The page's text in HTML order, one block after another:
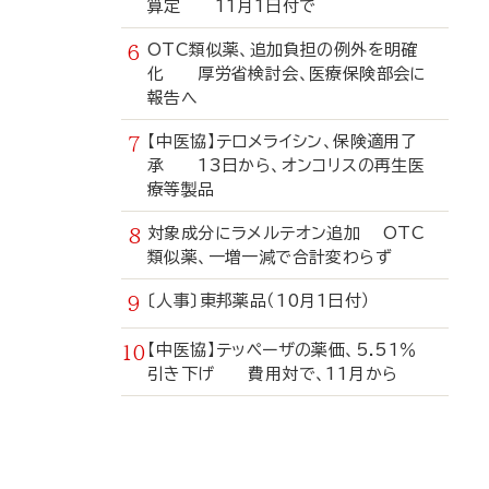
算定 11月1日付で
OTC類似薬、追加負担の例外を明確
化 厚労省検討会、医療保険部会に
報告へ
【中医協】テロメライシン、保険適用了
承 13日から、オンコリスの再生医
療等製品
対象成分にラメルテオン追加 OTC
類似薬、一増一減で合計変わらず
〔人事〕東邦薬品（10月1日付）
【中医協】テッペーザの薬価、5.51％
引き下げ 費用対で、11月から